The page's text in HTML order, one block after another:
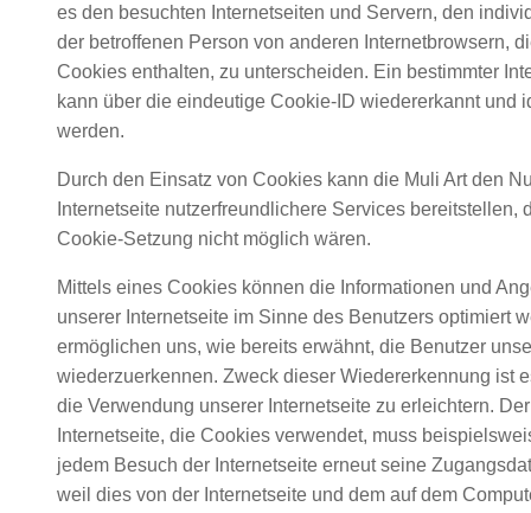
es den besuchten Internetseiten und Servern, den
der betroffenen Person von anderen Internetbrowsern,
Cookies enthalten, zu unterscheiden. Ein bestimmter
kann über die eindeutige Cookie-ID wiedererkannt und
werden.
Durch den Einsatz von Cookies kann die Muli Art den
Internetseite nutzerfreundlichere Services bereitstellen,
Cookie-Setzung nicht möglich wären.
Mittels eines Cookies können die Informationen und
unserer Internetseite im Sinne des Benutzers optimiert
ermöglichen uns, wie bereits erwähnt, die Benutzer
wiederzuerkennen. Zweck dieser Wiedererkennung ist
die Verwendung unserer Internetseite zu erleichtern.
Internetseite, die Cookies verwendet, muss
jedem Besuch der Internetseite erneut seine
weil dies von der Internetseite und dem auf dem